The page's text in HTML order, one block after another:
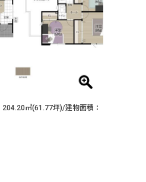
204.20㎡(61.77坪)/建物面積：